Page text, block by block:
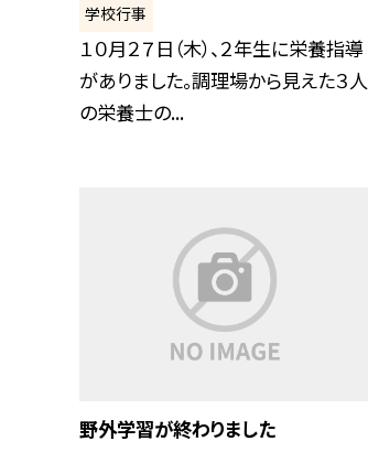
学校行事
１０月２７日（木）、２年生に栄養指導
がありました。調理場から見えた３人
の栄養士の...
野外学習が終わりました